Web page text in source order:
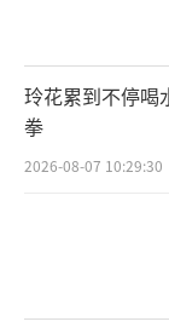
玲花累到不停喝
拳
2026-08-07 10:29:30